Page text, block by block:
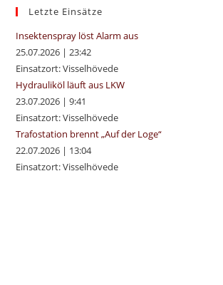
Letzte Einsätze
Insektenspray löst Alarm aus
25.07.2026 |23:42
Einsatzort: Visselhövede
Hydrauliköl läuft aus LKW
23.07.2026 |9:41
Einsatzort: Visselhövede
Trafostation brennt „Auf der Loge“
22.07.2026 | 13:04
Einsatzort: Visselhövede